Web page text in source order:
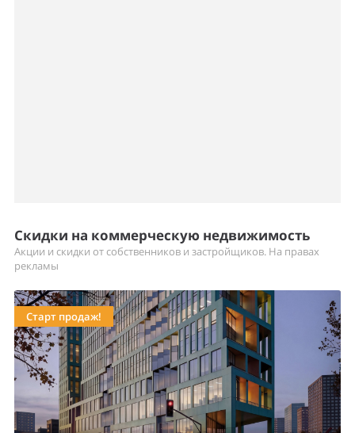
Скидки на коммерческую недвижимость
Акции и скидки от собственников и застройщиков. На правах
рекламы
Старт продаж!